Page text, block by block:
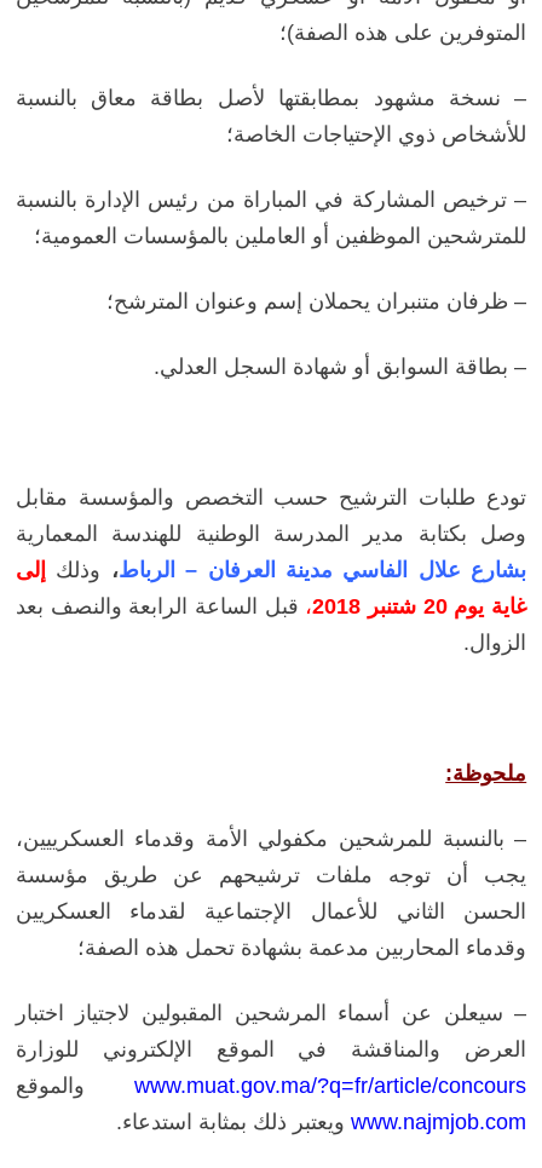
المتوفرين على هذه الصفة)؛
– نسخة مشهود بمطابقتها لأصل بطاقة معاق بالنسبة
للأشخاص ذوي الإحتياجات الخاصة؛
– ترخيص المشاركة في المباراة من رئيس الإدارة بالنسبة
للمترشحين الموظفين أو العاملين بالمؤسسات العمومية؛
– ظرفان متنبران يحملان إسم وعنوان المترشح؛
– بطاقة السوابق أو شهادة السجل العدلي.
تودع طلبات الترشيح حسب التخصص والمؤسسة مقابل
وصل بكتابة مدير المدرسة الوطنية للهندسة المعمارية
بشارع علال الفاسي مدينة العرفان – الرباط، وذلك
إلى
غاية يوم 20 شتنبر 2018
، قبل الساعة الرابعة والنصف بعد
الزوال.
ملحوظة:
– بالنسبة للمرشحين مكفولي الأمة وقدماء العسكرييين،
يجب أن توجه ملفات ترشيحهم عن طريق مؤسسة
الحسن الثاني للأعمال الإجتماعية لقدماء العسكريين
وقدماء المحاربين مدعمة بشهادة تحمل هذه الصفة؛
– سيعلن عن أسماء المرشحين المقبولين لاجتياز اختبار
العرض والمناقشة في الموقع الإلكتروني للوزارة
www.muat.gov.ma/?q=fr/article/concoursوالموقع
www.najmjob.comويعتبر ذلك بمثابة استدعاء.